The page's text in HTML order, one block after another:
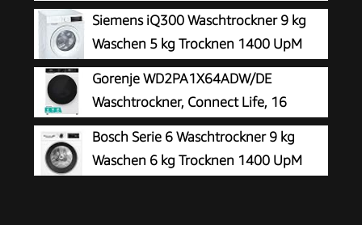
Waschen | 6 kg Trocknen | 1400 U/Min
| Steam | TurboWash 360° | Neue Wohlfühl-
Trommel | Wi-Fi-Funktion | Weiß
Siemens iQ300 Waschtrockner 9 kg
Waschen 5 kg Trocknen 1400 UpM
WN34A141
Gorenje WD2PA1X64ADW/DE
Waschtrockner, Connect Life, 16
Programme, 10,5 kg waschen, 6kg
trocknen, 54 Liter, 1400 U/min, Total AquaStop,
Inverter PowerDrive Motor, AllergySteam,
Bosch Serie 6 Waschtrockner 9 kg
Waschen 6 kg Trocknen 1400 UpM